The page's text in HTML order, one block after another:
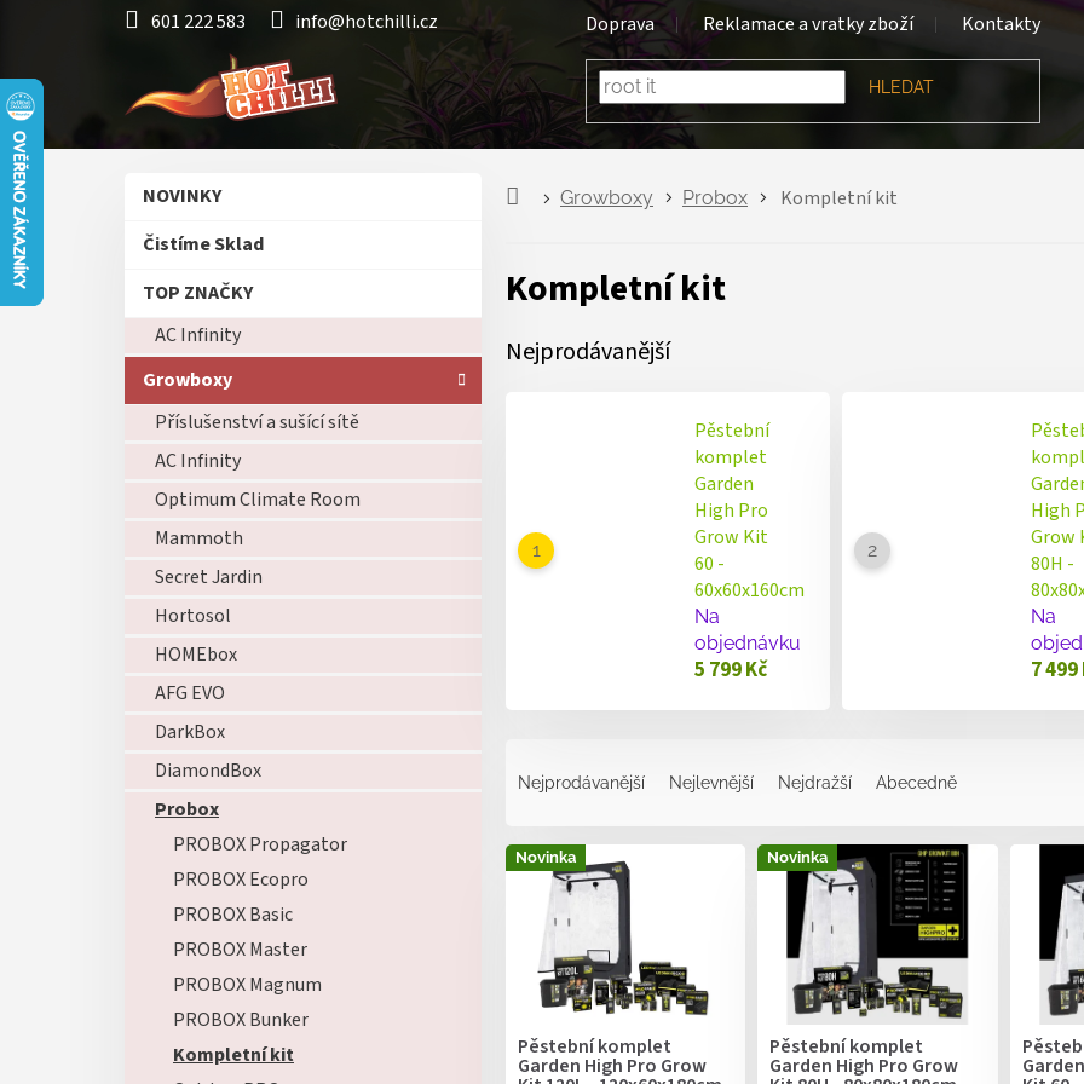
601 222 583 info@hotchilli.cz Doprava Reklamace a vratky zboží Kontakty
HLEDAT
a
í
Přeskočit
NOVINKY
Čistíme Sklad
TOP ZNAČKY
AC Infinity
Growboxy
Příslušenství a sušící sítě
AC Infinity
Optimum Climate Room
Mammoth
Secret Jardin
Hortosol
HOMEbox
AFG EVO
DarkBox
DiamondBox
Probox
PROBOX Propagator
PROBOX Ecopro
PROBOX Basic
PROBOX Master
PROBOX Magnum
PROBOX Bunker
Kompletní kit
Growboxy Probox Kompletní kit
Kompletní kit
Nejprodávanější
Pěstební
komplet
Garden
High Pro
Grow Kit
60 -
60x60x160cm
Na
objednávku
5 799 Kč
High
Grow
80H -
Na
7 499
n
Nejprodávanější Nejlevnější Nejdražší Abecedně
V
ý
Novinka
Pěstební komplet
Garden High Pro Grow
Novinka
Pěstební komplet
Garden High Pro Grow